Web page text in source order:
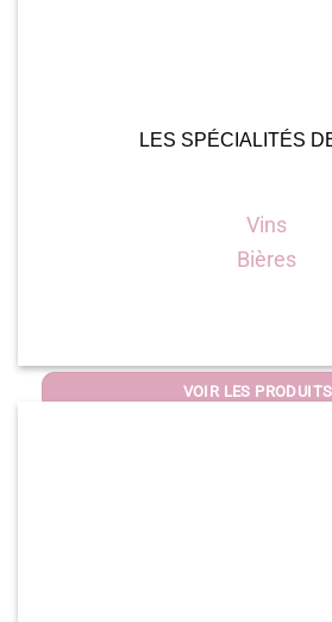
LES SPÉCIALITÉS
Vins
Bières
VOIR LES PRODUITS